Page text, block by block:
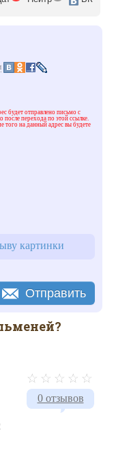
будет отправлено письмо с
после перехода по этой ссылке.
того на данный адрес вы будете
картинки
Отправить
0 отзывов